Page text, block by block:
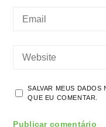
SALVAR MEUS DADOS
QUE EU COMENTAR.